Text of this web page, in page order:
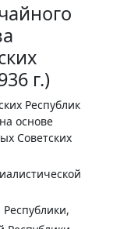
г.)
Республик
основе
Советских